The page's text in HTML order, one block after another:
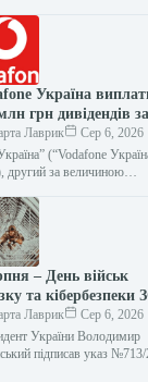
банок та скляних
Україна
грн дивідендів за
2025 року
Лаврик
Сер 6, 2026
(“Vodafone
другий за величиною
виплатить 702 млн грн
за рахунок чистого…
– День військ
та кібербезпеки
Лаврик
Сер 6, 2026
України Володимир
підписав указ №713/